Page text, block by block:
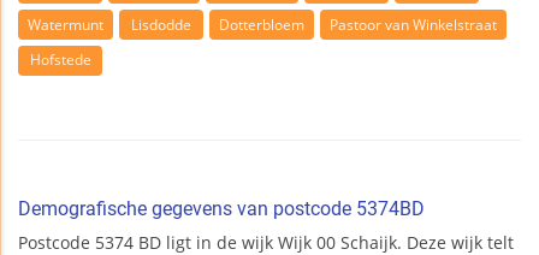
Watermunt
Lisdodde Dotterbloem
Pastoor van Winkelstraat
Hofstede
Demografische gegevens van postcode 5374BD
Postcode 5374 BD ligt in de wijk Wijk 00 Schaijk. Deze wijk telt